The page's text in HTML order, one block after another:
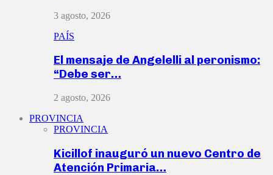
3 agosto, 2026
PAÍS
El mensaje de Angelelli al peronismo:
“Debe ser…
2 agosto, 2026
PROVINCIA
PROVINCIA
Kicillof inauguró un nuevo Centro de
Atención Primaria…